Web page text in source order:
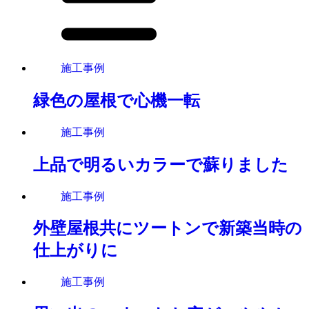
施工事例
緑色の屋根で心機一転
施工事例
上品で明るいカラーで蘇りました
施工事例
外壁屋根共にツートンで新築当時の
仕上がりに
施工事例